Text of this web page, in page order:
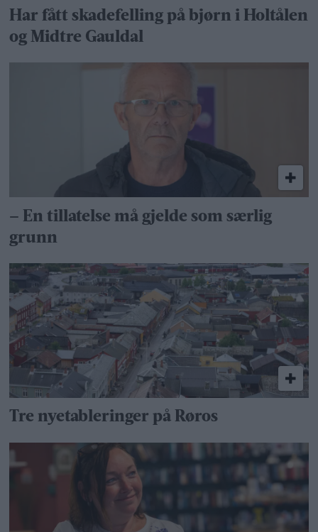
Har fått skadefelling på bjørn i Holtålen
og Midtre Gauldal
– En tillatelse må gjelde som særlig
grunn
Tre nyetableringer på Røros